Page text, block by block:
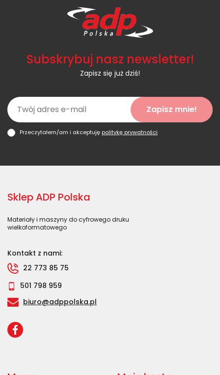
Subskrybuj nasz newsletter!
Zapisz się już dziś!
Zapisz mnie!
Przeczytałem/am i akceptuję politykę prywatności
Sklep ADP Polska
Materiały i maszyny do cyfrowego druku
wielkoformatowego
Kontakt z nami:
22 773 85 75
501 798 959
biuro@adppolska.pl